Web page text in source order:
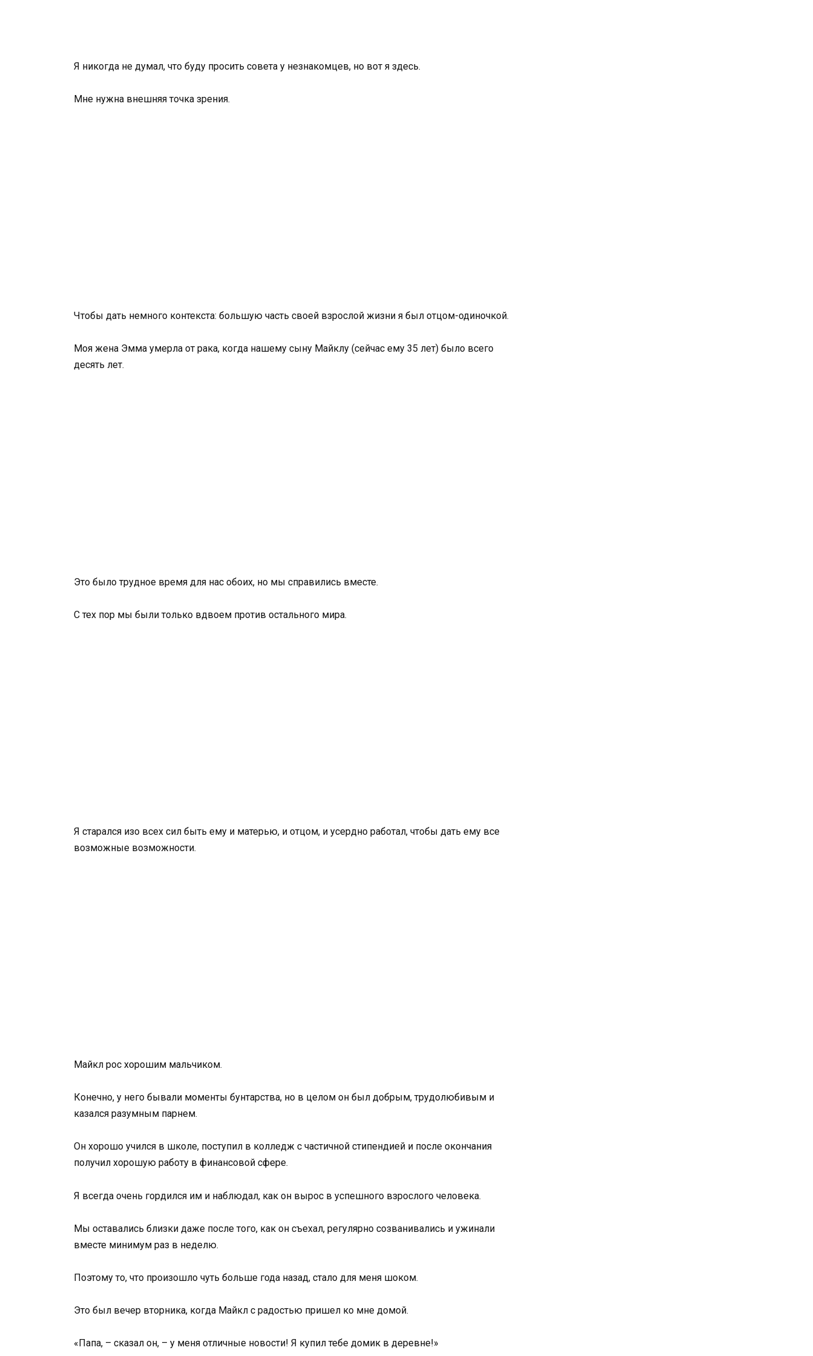
Я никогда не думал, что буду просить совета у незнакомцев, но вот я здесь.
Мне нужна внешняя точка зрения.
Чтобы дать немного контекста: большую часть своей взрослой жизни я был отцом-одиночкой.
Моя жена Эмма умерла от рака, когда нашему сыну Майклу (сейчас ему 35 лет) было всего
десять лет.
Это было трудное время для нас обоих, но мы справились вместе.
С тех пор мы были только вдвоем против остального мира.
Я старался изо всех сил быть ему и матерью, и отцом, и усердно работал, чтобы дать ему все
возможные возможности.
Майкл рос хорошим мальчиком.
Конечно, у него бывали моменты бунтарства, но в целом он был добрым, трудолюбивым и
казался разумным парнем.
Он хорошо учился в школе, поступил в колледж с частичной стипендией и после окончания
получил хорошую работу в финансовой сфере.
Я всегда очень гордился им и наблюдал, как он вырос в успешного взрослого человека.
Мы оставались близки даже после того, как он съехал, регулярно созванивались и ужинали
вместе минимум раз в неделю.
Поэтому то, что произошло чуть больше года назад, стало для меня шоком.
Это был вечер вторника, когда Майкл с радостью пришел ко мне домой.
«Папа, – сказал он, – у меня отличные новости! Я купил тебе домик в деревне!»